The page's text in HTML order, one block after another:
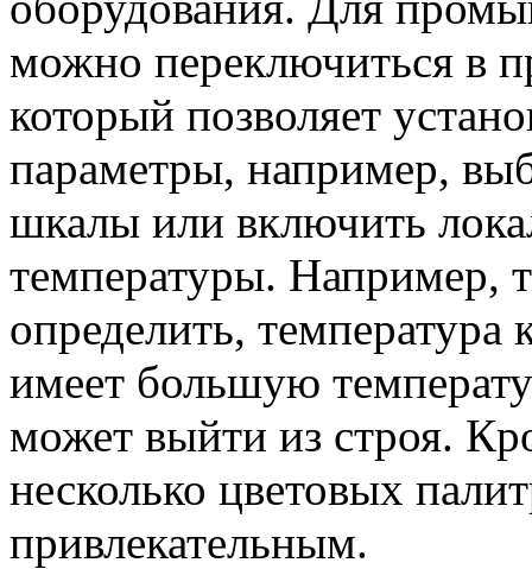
можно переключиться в
который позволяет
параметры, например,
шкалы или включить
температуры. Например,
определить, температура
имеет большую
может выйти из строя.
несколько цветовых
привлекательным.